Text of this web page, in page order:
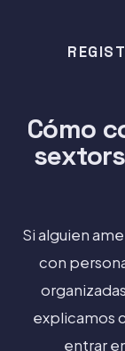
Cómo
Si alguien
con
explicamos
entrar